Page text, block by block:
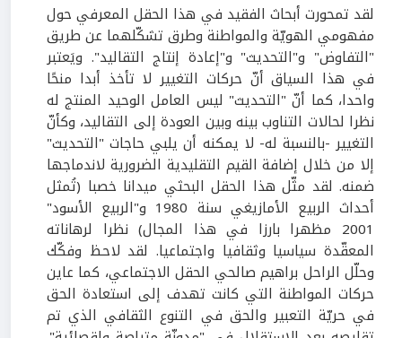
لقد تمحورت أبحاث الفقيد في هذا الحقل المعرفي حول
مفهومي الهويّة والمواطنة وطرق تشكّلهما عن طريق
"التفاوض" و"التحديث" و"إعادة إنتاج التقاليد". ويَعتبر
في هذا السياق أنّ حركات التغيير لا تأخذ أبدا منحًا
واحدا، كما أنّ "التحديث" ليس العامل الوحيد المنتج له
نظرا لحالات التناوب بينه وبين العودة إلى التقاليد، وكأنّ
التغيير -بالنسبة له- لا يمكنه أن يلبي حاجات "التحديث"
إلا من خلال إضافة القيم التقليدية الضرورية لاندماجها
ضمنه. لقد مثّل هذا الحقل البحثي ميدانا خصبا (تُمثل
أحداث الربيع الأمازيغي سنة 1980 و"الربيع الأسود"
2001 مظهرا بارزا في هذا المجال) نظرا لرهاناته
المعقّدة سياسيا وثقافيا واجتماعيا. لقد لاحظ وفكّك
وحلّل الراحل براهيم صالحي الحقل الاجتماعي، كما عاين
حركات المواطنة التي كانت تهدف إلى استعادة الحق
في حريّة التعبير والحق في التنوع الثقافي الذي تم